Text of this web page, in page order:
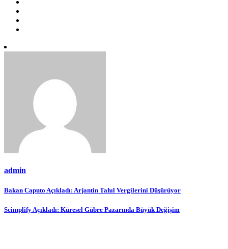
admin
Yazı
gezinmesi
Bakan Caputo Açıkladı: Arjantin Tahıl Vergilerini Düşürüyor
Scimplify Açıkladı: Küresel Gübre Pazarında Büyük Değişim